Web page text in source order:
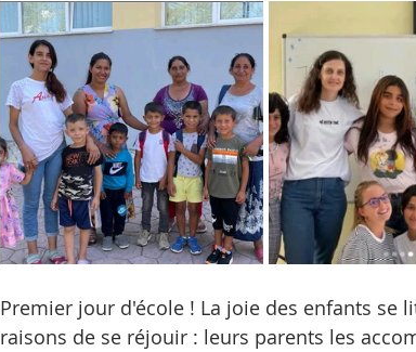
Premier jour d'école ! La joie des enfants se
raisons de se réjouir : leurs parents les